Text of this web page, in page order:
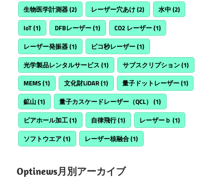
生物医学計測器(2) レーザー穴あけ(2) 水中 (2)
IoT(1) DFBレーザー(1) CO2 レーザー(1)
レーザー発振器(1) ピコ秒レーザー(1)
光学製品レンタルサービス (1) サブスクリプション(1)
MEMS(1) 文化財LiDAR(1) 量子ドットレーザー(1)
鉱山 (1) 量子カスケードレーザー（QCL） (1)
ビアホール加工(1) 自律飛行(1) レーザーｂ (1)
ソフトウエア(1) レーザー核融合(1)
Optinews月別アーカイブ